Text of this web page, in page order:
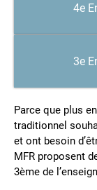
4e
3e
Parce que plus
traditionnel
et ont besoin
MFR proposent
3ème de